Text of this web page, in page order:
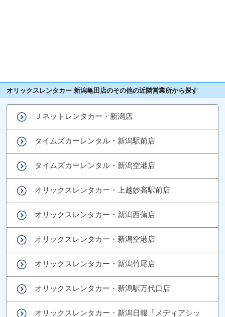
オリックスレンタカー 新潟亀田店のその他の近隣営業所から探す
Ｊネットレンタカー・新潟店
タイムズカーレンタル・新潟駅前店
タイムズカーレンタル・新潟空港店
オリックスレンタカー・上越妙高駅前店
オリックスレンタカー・新潟西蒲店
オリックスレンタカー・新潟空港店
オリックスレンタカー・新潟竹尾店
オリックスレンタカー・新潟駅万代口店
オリックスレンタカー・新潟日報「メディアシッ